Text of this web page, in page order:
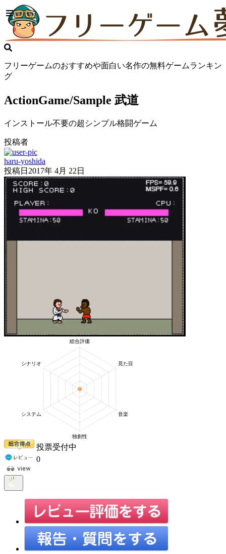
フリーゲームのおすすめや面白い名作の無料ゲームランキン
グ
ActionGame/Sample 武道
インストール不要の超シンプル格闘ゲーム
投稿者
haru-yoshida
投稿日 2017年 4月 22日
投票受付中
0